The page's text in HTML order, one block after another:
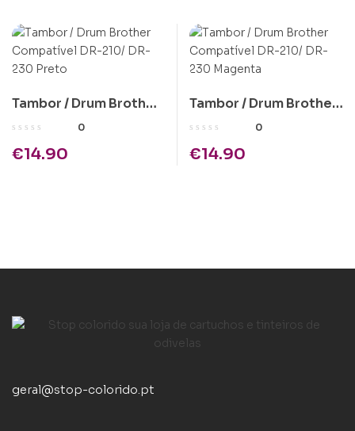
Tambor / Drum Brother
Compatível DR-210/
0
€14.90
Tambor / Drum Brother
Compatível DR-210/
0
€14.90
geral@stop-colorido.pt